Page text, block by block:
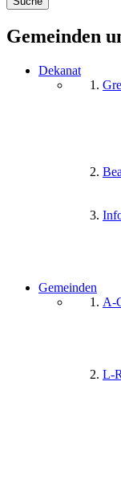
Gemeinden
Dekanat
Gemeinden
A-
L-R